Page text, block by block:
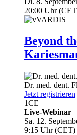
20:00 Uhr
Beyond
Dr. med. dent.
Jetzt registrieren
1CE
Live-Webinar
Sa. 12.
9:15 Uhr (CET)